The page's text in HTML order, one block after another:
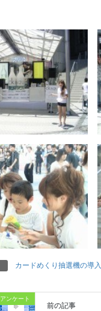
カードめくり抽選機の導
アンケート
前の記事